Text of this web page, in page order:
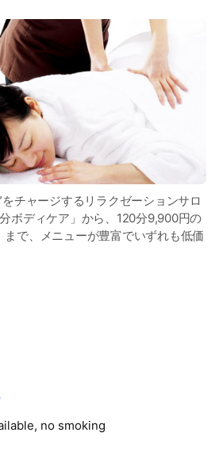
チャージするリラクゼーションサロ
ボディケア」から、120分9,900円の
まで、メニューが豊富でいずれも低価
ず、完全個室にて、確かな技術とホ
no smoking